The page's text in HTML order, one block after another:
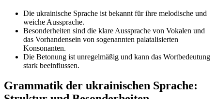
Die ukrainische Sprache ist bekannt für ihre melodische und
weiche Aussprache.
Besonderheiten sind die klare Aussprache von Vokalen und
das Vorhandensein von sogenannten palatalisierten
Konsonanten.
Die Betonung ist unregelmäßig und kann das Wortbedeutung
stark beeinflussen.
Grammatik der ukrainischen Sprache: